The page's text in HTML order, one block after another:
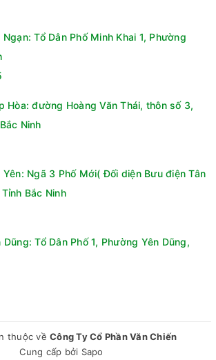
Tổ Dân Phố Minh Khai 1, Phường
Hòa: đường Hoàng Văn Thái, thôn số 3,
Ninh
Yên: Ngã 3 Phố Mới( Đối diện Bưu điện Tân
Bắc Ninh
Dũng: Tổ Dân Phố 1, Phường Yên Dũng,
thuộc về Công Ty Cổ Phần Văn Chiến
Cung cấp bởi Sapo